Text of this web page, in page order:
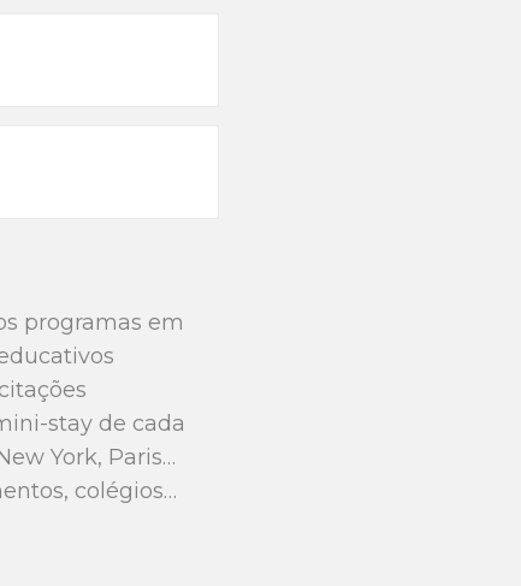
programas em
stay de cada
York, Paris…
colégios…